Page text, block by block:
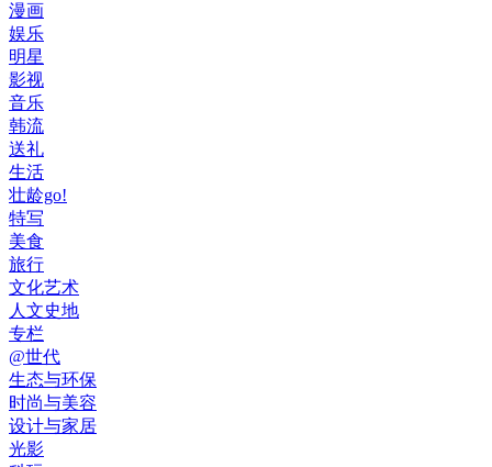
漫画
娱乐
明星
影视
音乐
韩流
送礼
生活
壮龄go!
特写
美食
旅行
文化艺术
人文史地
专栏
@世代
生态与环保
时尚与美容
设计与家居
光影